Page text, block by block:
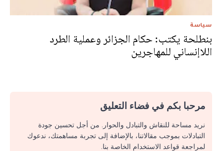
سياسة
بنطلحة يكتب: حكام الجزائر وعملية الطرد
اللاإنساني للمهاجرين
مرحبا بكم في فضاء التعليق
نريد مساحة للنقاش والتبادل والحوار. من أجل تحسين جودة
التبادلات بموجب مقالاتنا، بالإضافة إلى تجربة مساهمتك، ندعوك
لمراجعة قواعد الاستخدام الخاصة بنا.